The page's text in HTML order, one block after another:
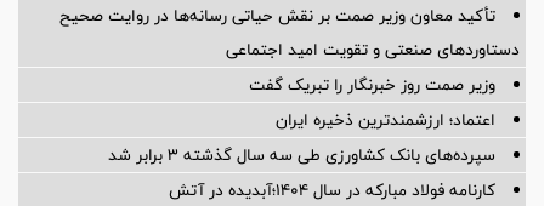
تأکید معاون وزیر صمت بر نقش حیاتی رسانه‌ها در روایت صحیح
دستاوردهای صنعتی و تقویت امید اجتماعی
وزیر صمت روز خبرنگار را تبریک گفت
اعتماد؛ ارزشمندترین ذخیره ایران
سپرده‌های بانک کشاورزی طی سه سال گذشته ۳ برابر شد
کارنامه فولاد مبارکه در سال ۱۴۰۴؛آبدیده در آتش